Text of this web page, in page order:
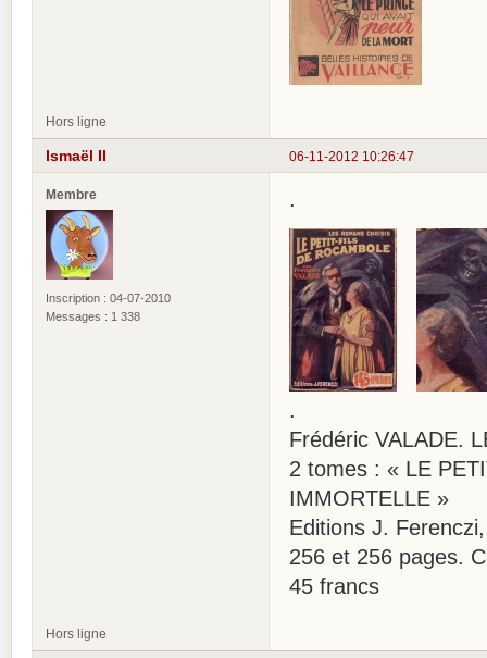
Hors ligne
06-11-2012 10:26:47
Ismaël II
Membre
Inscription : 04-07-2010
Messages : 1 338
.
.
Frédéric VALADE.
2 tomes : « LE
IMMORTELLE »
Editions J.
256 et 256 pages.
45 francs
Hors ligne